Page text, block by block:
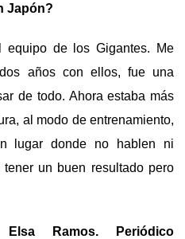
Japón?
de los Gigantes. Me
años con ellos, fue una
de todo. Ahora estaba más
al modo de entrenamiento,
lugar donde no hablen ni
un buen resultado pero
Ramos. Periódico